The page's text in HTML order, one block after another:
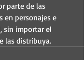
parte de las
en personajes e
sin importar el
las distribuya.